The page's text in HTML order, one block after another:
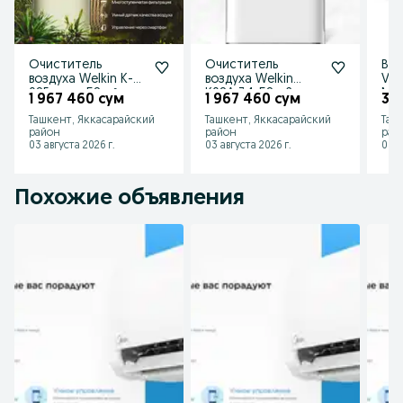
Очиститель
воздуха Welkin K-
08E — до 58 м² с
фильтрацией/
новый
1 967 460 сум
Ташкент, Яккасарайский
район
03 августа 2026 г.
Очиститель
воздуха Welkin
K08A 34-58 м2
воздуха
1 967 460 сум
Ташкент, Яккасарайский
район
03 августа 2026 г.
32
03
Похожие объявления